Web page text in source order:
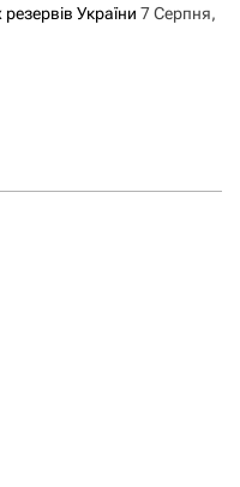
України 7 Серпня,